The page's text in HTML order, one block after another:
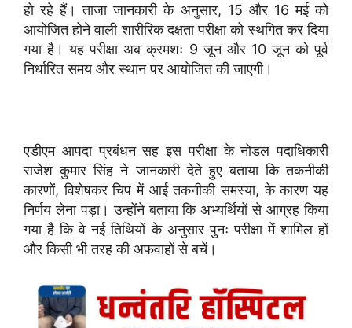
होरहेहैं।ताजाजानकारीके अनुसार, 15 और 16मईको
आयोजितहोनेवालीशारीरिकदक्षतापरीक्षाकोस्थगितकरदिया
गयाहै।यहपरीक्षाअबक्रमशः 9जून और 10जूनकोपूर्व
निर्धारितसमयऔरस्थानपर आयोजितकीजाएगी।
एडीएम आपदाप्रबंधनसहइसपरीक्षाकेनोडलपदाधिकारी
राजेशकुमारसिंहनेजानकारीदेतेहुएबतायाकितकनीकी
कारणों,विशेषकरचिपमें आईतकनीकीसमस्या,केकारणयह
निर्णयलेनापड़ा।उन्होंनेबतायाकिअभ्यर्थियोंसेआग्रहकिया
गयाहैकिवेनईतिथियोंके अनुसारपुनःपरीक्षामेंशामिलहों
औरकिसीभीतरहकीअफवाहोंसेबचें।